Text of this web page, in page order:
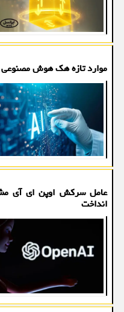
موارد تازه هک هوش مصنوعی
عامل سرکش اوپن ای آی
انداخت